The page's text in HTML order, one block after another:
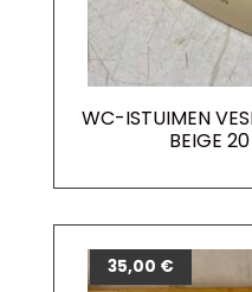
WC-ISTUIMEN
BEIGE
35,00 €